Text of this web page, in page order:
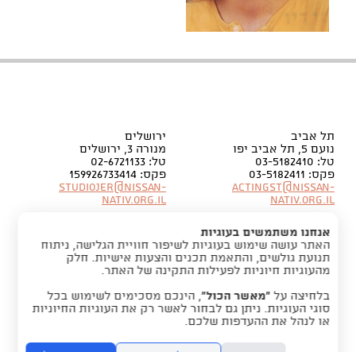
תל אביב
נועם 5, תל אביב יפו
טל: 03-5182410
פקס: 03-5182411
Actingst@nissan-
nativ.org.il
ירושלים
מנורה 3, ירושלים
טל: 02-6721133
פקס: 159926733414
Studiojer@nissan-
nativ.org.il
אנחנו משתמשים בעוגיות
האתר עושה שימוש בעוגיות לשיפור חוויית הגלישה, ניתוח
תנועת גולשים, והתאמת תכנים והצעות אישיות. חלק
מהעוגיות חיוניות לפעילות התקינה של האתר.
בלחיצה על “מאשר הכול”, הינכם מסכימים לשימוש בכל
סוגי העוגיות. ניתן גם לבחור לאשר רק את העוגיות החיוניות
או לנהל את ההעדפות שלכם.